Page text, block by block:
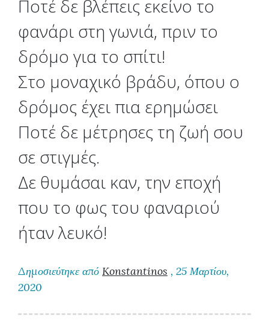
Ποτέ δε βλέπεις εκείνο το
φανάρι στη γωνιά, πριν το
δρόμο για το σπίτι!
Στο μοναχικό βράδυ, όπου ο
δρόμος έχει πια ερημώσει
Ποτέ δε μέτρησες τη ζωή σου
σε στιγμές.
Δε θυμάσαι καν, την εποχή
που το φως του φαναριού
ήταν λευκό!
Δημοσιεύτηκε από Konstantinos , 25 Μαρτίου,
2020